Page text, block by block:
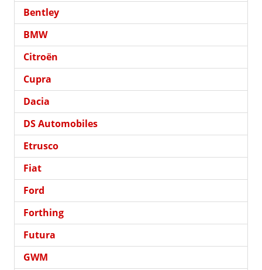
Bentley
BMW
Citroën
Cupra
Dacia
DS Automobiles
Etrusco
Fiat
Ford
Forthing
Futura
GWM